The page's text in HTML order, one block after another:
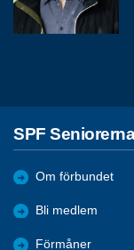
SPF
Om förbundet
Bli medlem
Förmåner